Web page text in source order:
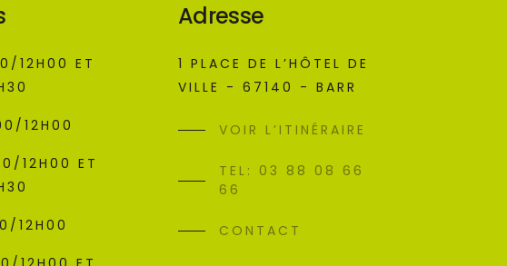
12H00 ET
12H00
12H00 ET
12H00
Adresse
1 PLACE DE L’HÔTEL DE
VILLE - 67140 - BARR
VOIR L’ITINÉRAIRE
TEL: 03 88 08 66
66
CONTACT